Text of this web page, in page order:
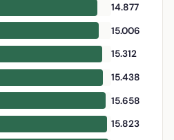
14.877
15.006
15.312
15.438
15.658
15.823